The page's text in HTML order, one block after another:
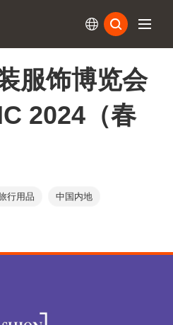
服饰博览会
2024（春
行用品 中国内地